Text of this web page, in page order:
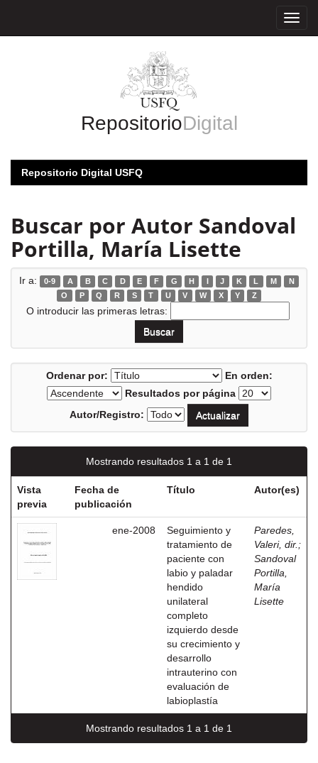
RepositorioDigital
Repositorio Digital USFQ
Buscar por Autor Sandoval
Portilla, María Lisette
Ir a: 0-9 A B C D E F G H I J K L M
N
O
P Q R S T U V W X Y Z
O introducir las primeras letras:
Ordenar por:
En orden:
Resultados por página
Autor/Registro:
Mostrando resultados 1 a 1 de 1
Vista
previa
Fecha de
publicación
Título Autor(es)
ene-2008
Seguimiento y
tratamiento de
paciente con
labio y paladar
hendido
unilateral
completo
izquierdo desde
su crecimiento y
desarrollo
intrauterino con
evaluación de
labioplastía
Paredes,
Valeri, dir. ;
Sandoval
Portilla,
María
Lisette
Mostrando resultados 1 a 1 de 1